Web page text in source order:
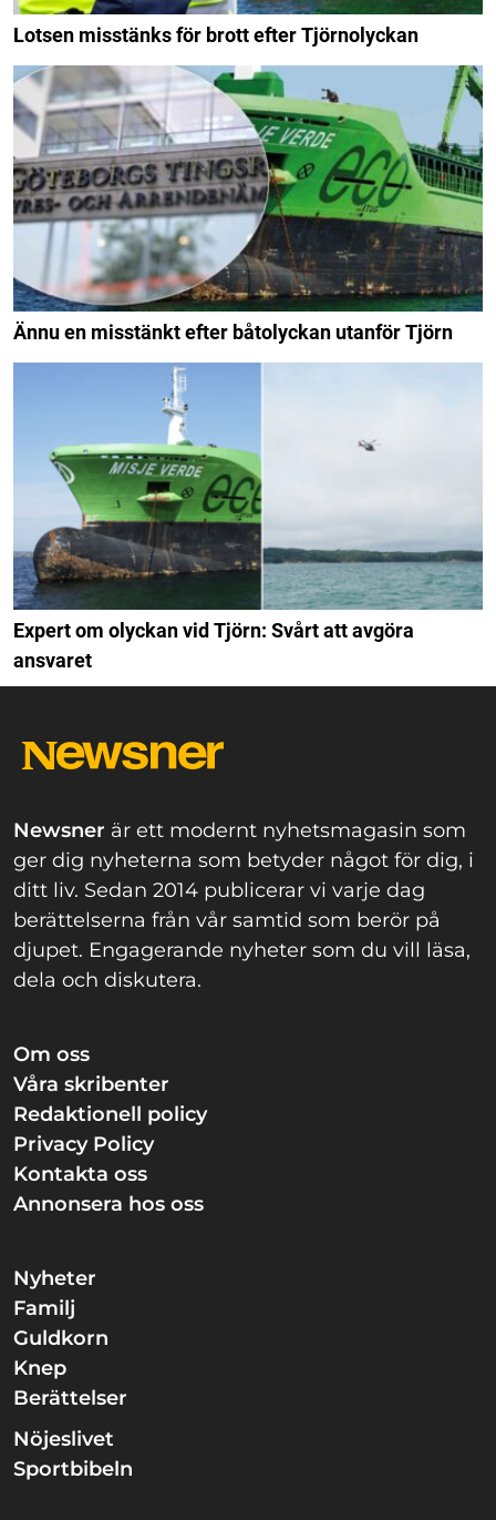
Lotsen misstänks för brott efter Tjörnolyckan
Ännu en misstänkt efter båtolyckan utanför Tjörn
Expert om olyckan vid Tjörn: Svårt att avgöra
ansvaret
Newsner är ett modernt nyhetsmagasin som
ger dig nyheterna som betyder något för dig, i
ditt liv. Sedan 2014 publicerar vi varje dag
berättelserna från vår samtid som berör på
djupet. Engagerande nyheter som du vill läsa,
dela och diskutera.
Om oss
Våra skribenter
Redaktionell policy
Privacy Policy
Kontakta oss
Annonsera hos oss
Nyheter
Familj
Guldkorn
Knep
Berättelser
Nöjeslivet
Sportbibeln